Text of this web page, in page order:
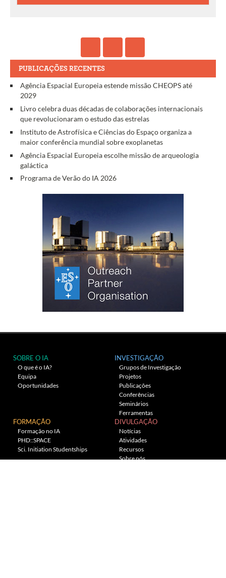
PUBLICAÇÕES RECENTES
Agência Espacial Europeia estende missão CHEOPS até
2029
Livro celebra duas décadas de colaborações internacionais
que revolucionaram o estudo das estrelas
Instituto de Astrofísica e Ciências do Espaço organiza a
maior conferência mundial sobre exoplanetas
Agência Espacial Europeia escolhe missão de arqueologia
galáctica
Programa de Verão do IA 2026
SOBRE O IA
O que é o IA?
Equipa
Oportunidades
INVESTIGAÇÃO
Grupos de Investigação
Projetos
Publicações
Conferências
Seminários
Ferramentas
FORMAÇÃO
Formação no IA
PHD::SPACE
Sci. Initiation Studentships
DIVULGAÇÃO
Notícias
Atividades
Recursos
Sobre nós